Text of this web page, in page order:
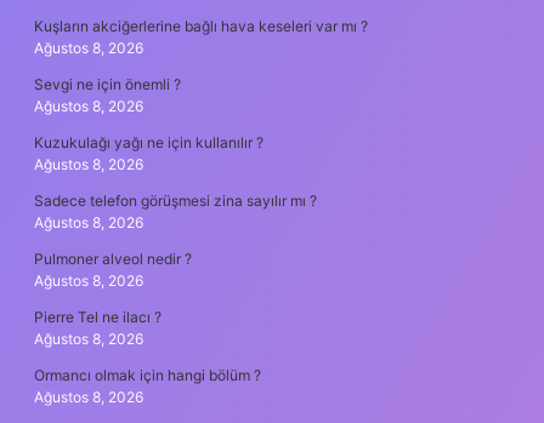
Kuşların akciğerlerine bağlı hava keseleri var mı ?
Ağustos 8, 2026
Sevgi ne için önemli ?
Ağustos 8, 2026
Kuzukulağı yağı ne için kullanılır ?
Ağustos 8, 2026
Sadece telefon görüşmesi zina sayılır mı ?
Ağustos 8, 2026
Pulmoner alveol nedir ?
Ağustos 8, 2026
Pierre Tel ne ilacı ?
Ağustos 8, 2026
Ormancı olmak için hangi bölüm ?
Ağustos 8, 2026